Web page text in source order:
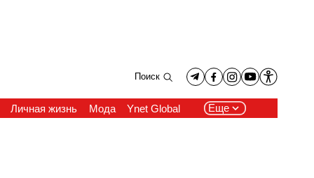
Поиск
Личная жизнь Мода Ynet Global Еще